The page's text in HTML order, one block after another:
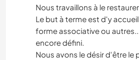
Nous travaillons à le
Le but à terme est d'y
forme associative ou
encore défini.
Nous avons le désir d'être le